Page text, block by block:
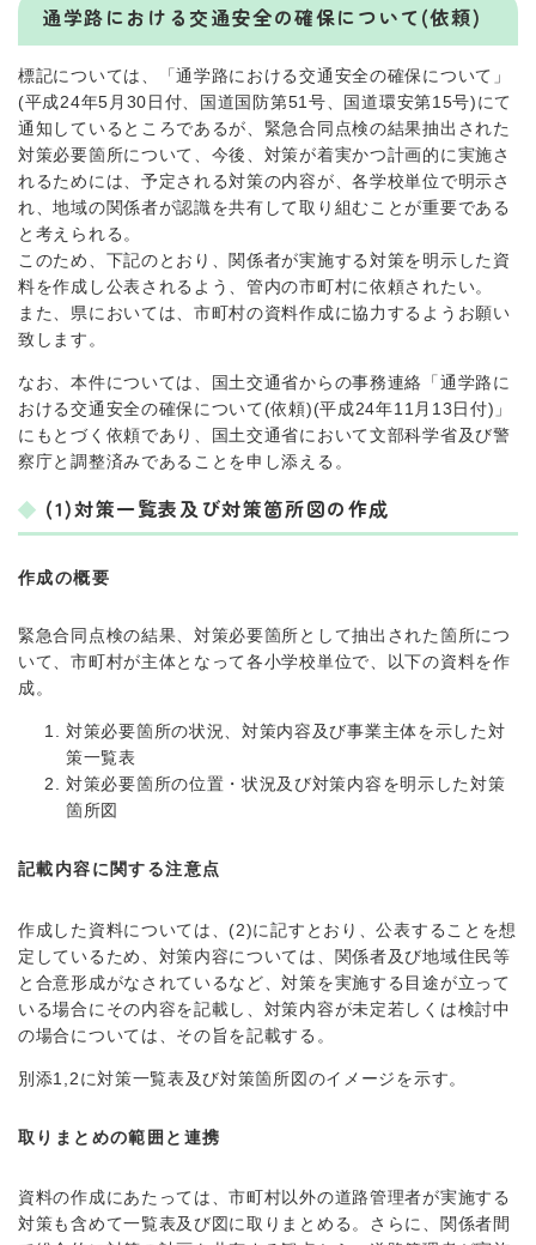
通学路における交通安全の確保について(依頼)
標記については、「通学路における交通安全の確保について」
(平成24年5月30日付、国道国防第51号、国道環安第15号)にて
通知しているところであるが、緊急合同点検の結果抽出された
対策必要箇所について、今後、対策が着実かつ計画的に実施さ
れるためには、予定される対策の内容が、各学校単位で明示さ
れ、地域の関係者が認識を共有して取り組むことが重要である
と考えられる。
このため、下記のとおり、関係者が実施する対策を明示した資
料を作成し公表されるよう、管内の市町村に依頼されたい。
また、県においては、市町村の資料作成に協力するようお願い
致します。
なお、本件については、国土交通省からの事務連絡「通学路に
おける交通安全の確保について(依頼)(平成24年11月13日付)」
にもとづく依頼であり、国土交通省において文部科学省及び警
察庁と調整済みであることを申し添える。
(1)対策一覧表及び対策箇所図の作成
作成の概要
緊急合同点検の結果、対策必要箇所として抽出された箇所につ
いて、市町村が主体となって各小学校単位で、以下の資料を作
成。
対策必要箇所の状況、対策内容及び事業主体を示した対
策一覧表
対策必要箇所の位置・状況及び対策内容を明示した対策
箇所図 ​
記載内容に関する注意点
作成した資料については、(2)に記すとおり、公表することを想
定しているため、対策内容については、関係者及び地域住民等
と合意形成がなされているなど、対策を実施する目途が立って
いる場合にその内容を記載し、対策内容が未定若しくは検討中
の場合については、その旨を記載する。
別添1,2に対策一覧表及び対策箇所図のイメージを示す。
取りまとめの範囲と連携
資料の作成にあたっては、市町村以外の道路管理者が実施する
対策も含めて一覧表及び図に取りまとめる。さらに、関係者間